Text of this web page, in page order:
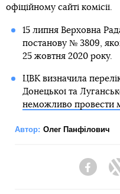
офіційному сайті комісії.
15 липня Верховна
постанову № 3809,
25 жовтня 2020 року.
ЦВК визначила
Донецької та
неможливо провести
Автор: Олег Панфілович